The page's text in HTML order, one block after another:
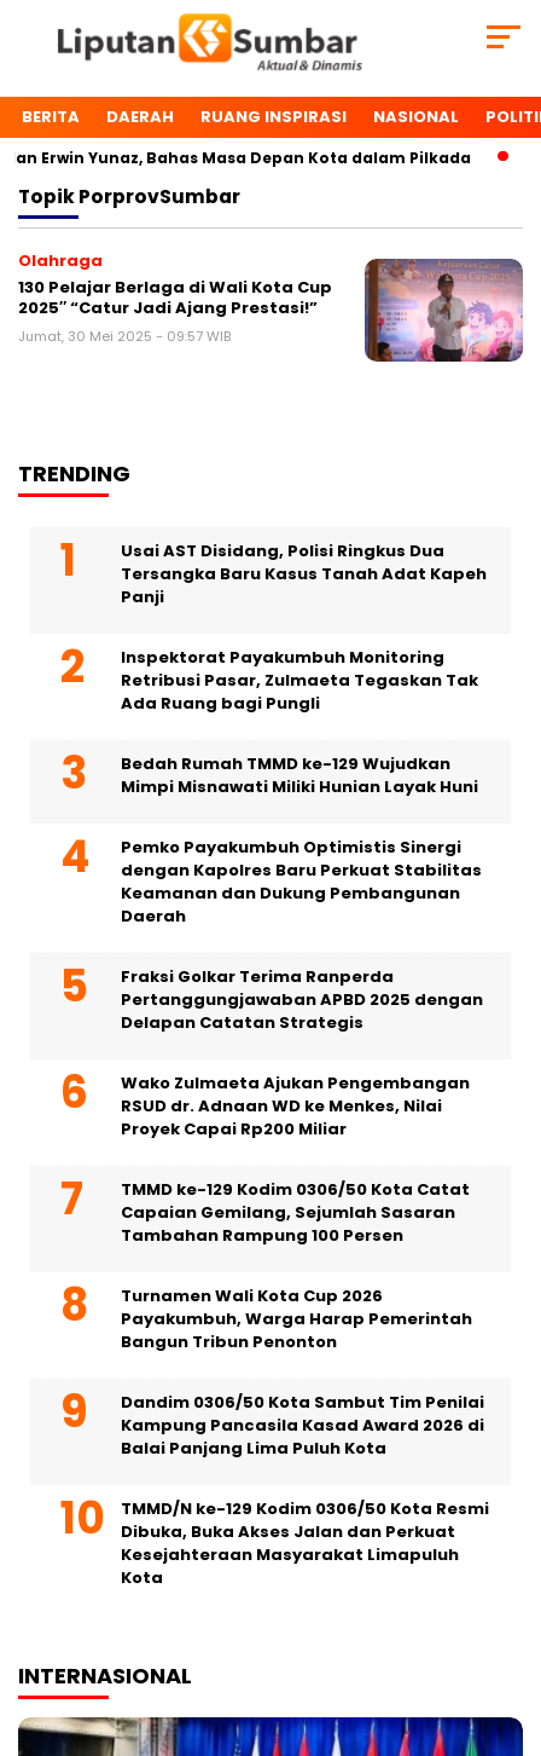
BERITA DAERAH RUANG INSPIRASI NASIONAL
Erwin Yunaz, Bahas Masa Depan Kota dalam Pilkada
TopikPorprovSumbar
Olahraga
130 Pelajar Berlaga di Wali Kota Cup
2025″ “Catur Jadi Ajang Prestasi!”
Jumat, 30 Mei 2025 - 09:57 WIB
TRENDING
Usai AST Disidang, Polisi Ringkus Dua
Tersangka Baru Kasus Tanah Adat Kapeh
Panji
Inspektorat Payakumbuh Monitoring
Retribusi Pasar, Zulmaeta Tegaskan Tak
Ada Ruang bagi Pungli
Bedah Rumah TMMD ke-129 Wujudkan
Mimpi Misnawati Miliki Hunian Layak Huni
Pemko Payakumbuh Optimistis Sinergi
dengan Kapolres Baru Perkuat Stabilitas
Keamanan dan Dukung Pembangunan
Daerah
Fraksi Golkar Terima Ranperda
Pertanggungjawaban APBD 2025 dengan
Delapan Catatan Strategis
Wako Zulmaeta Ajukan Pengembangan
RSUD dr. Adnaan WD ke Menkes, Nilai
Proyek Capai Rp200 Miliar
TMMD ke-129 Kodim 0306/50 Kota Catat
Capaian Gemilang, Sejumlah Sasaran
Tambahan Rampung 100 Persen
Turnamen Wali Kota Cup 2026
Payakumbuh, Warga Harap Pemerintah
Bangun Tribun Penonton
Dandim 0306/50 Kota Sambut Tim Penilai
Kampung Pancasila Kasad Award 2026 di
Balai Panjang Lima Puluh Kota
TMMD/N ke-129 Kodim 0306/50 Kota Resmi
Dibuka, Buka Akses Jalan dan Perkuat
Kesejahteraan Masyarakat Limapuluh
Kota
INTERNASIONAL